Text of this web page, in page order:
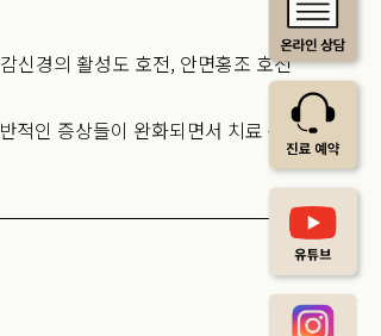
신경의 활성도 호전, 안면홍조 호전
적인 증상들이 완화되면서 치료 종료.